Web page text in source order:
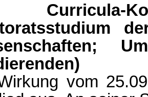
Curricula-
vom